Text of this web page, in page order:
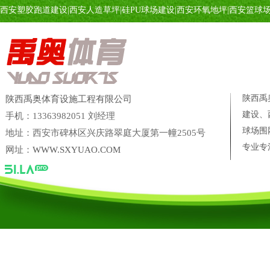
陕西禹奥体育设施工程有限公司
手机：13363982051 刘经理
地址：西安市碑林区兴庆路翠庭大厦第一幢2505号
网址： WWW.SXYUAO.COM
陕西
建设、
球场
专业专
西安塑胶跑道建设 西安人造草坪 硅PU球场建设 西安环氧地坪|西安篮球